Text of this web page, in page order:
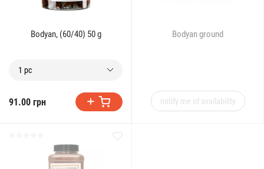
Bodyan, (60/40) 50 g
1 pc
91.00 грн
Bodyan ground
notify me of availability